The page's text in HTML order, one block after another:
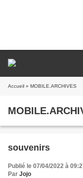
Accueil » MOBILE.ARCHIVES
souvenirs
Publié le 07/04/2022 à
Par Jojo